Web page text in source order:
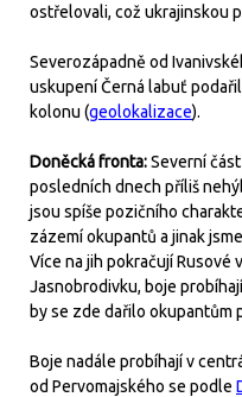
ostřelovali, což ukrajinskou
Severozápadně od
uskupení Černá labuť
kolonu (geolokalizace).
Doněcká fronta:Severní
posledních dnech příliš
jsou spíše pozičního
zázemí okupantů a jinak
Více na jih pokračují Rusové v
Jasnobrodivku, boje
by se zde dařilo okupantům
Boje nadále probíhají v
od Pervomajského se podle